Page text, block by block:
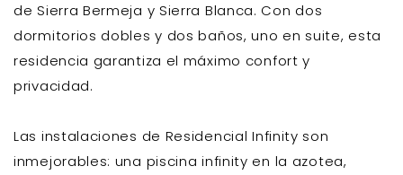
de Sierra Bermeja y Sierra Blanca. Con dos
dormitorios dobles y dos baños, uno en suite, esta
residencia garantiza el máximo confort y
privacidad.
Las instalaciones de Residencial Infinity son
inmejorables: una piscina infinity en la azotea,